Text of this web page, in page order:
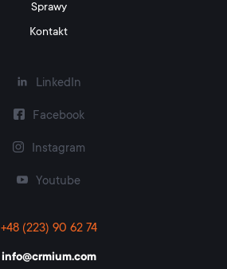
Sprawy
Kontakt
LinkedIn
Facebook
Instagram
Youtube
+48 (223) 90 62 74
info@crmium.com